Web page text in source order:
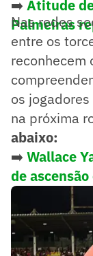
➡️ Atitude
Palmeiras
Nas redes
entre os
reconhecem
os
na próxima
abaixo:
➡️ Wallace
de